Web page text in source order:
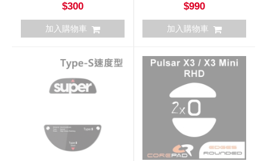
$300
加入購物車
$990
加入購物車